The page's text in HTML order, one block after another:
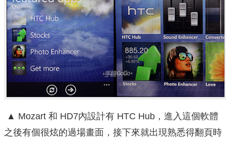
▲ Mozart 和 HD7內設計有 HTC Hub，進入這個軟體
之後有個很炫的過場畫面，接下來就出現熟悉得翻頁時